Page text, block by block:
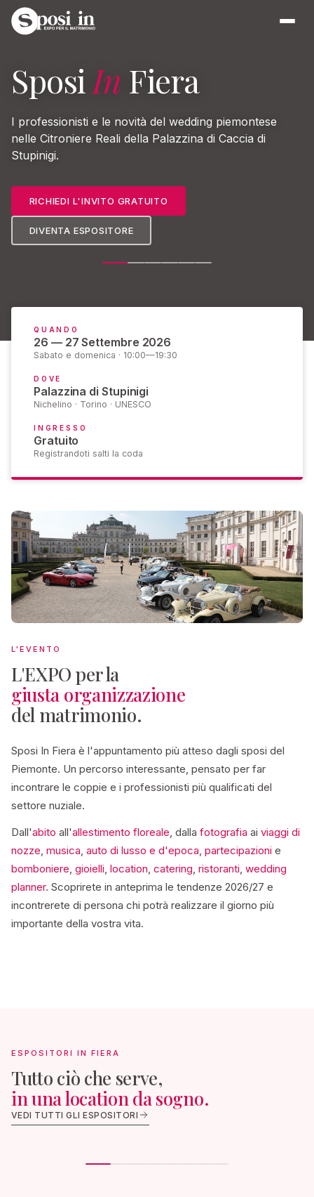
Sposi In Fiera
I professionisti e le novità del wedding piemontese
nelle Citroniere Reali della Palazzina di Caccia di
Stupinigi.
RICHIEDI L'INVITO GRATUITO
DIVENTA ESPOSITORE
QUANDO
26 — 27 Settembre 2026
Sabato e domenica · 10:00—19:30
DOVE
Palazzina di Stupinigi
Nichelino · Torino · UNESCO
INGRESSO
Gratuito
Registrandoti salti la coda
L'EVENTO
L'EXPO per la
giusta organizzazione
del matrimonio.
Sposi In Fiera è l'appuntamento più atteso dagli sposi del
Piemonte. Un percorso interessante, pensato per far
incontrare le coppie e i professionisti più qualificati del
settore nuziale.
Dall'abito all'allestimento floreale, dalla fotografia ai viaggi di
nozze, musica, auto di lusso e d'epoca, partecipazioni e
bomboniere, gioielli, location, catering, ristoranti, wedding
planner. Scoprirete in anteprima le tendenze 2026/27 e
incontrerete di persona chi potrà realizzare il giorno più
importante della vostra vita.
ESPOSITORI IN FIERA
Tutto ciò che serve,
in una location da sogno.
VEDI TUTTI GLI ESPOSITORI
FOTOGRAFIA & VIDEO
Ad Hoc Foto